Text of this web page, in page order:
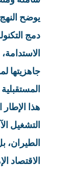
يوضح
دمج
جاهزيتها
هذا
التشغيل
الطيران،
الاقتصاد